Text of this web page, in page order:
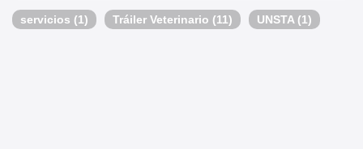
servicios (1) Tráiler Veterinario (11) UNSTA(1)